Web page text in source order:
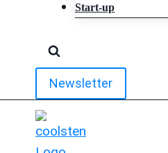
Start-up
Newsletter